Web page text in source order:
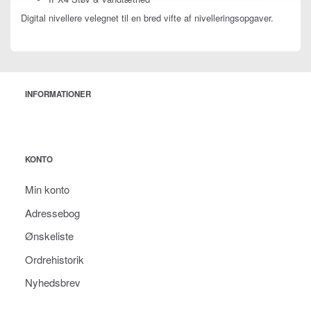
Digital nivellere velegnet til en bred vifte af nivelleringsopgaver.
INFORMATIONER
KONTO
Min konto
Adressebog
Ønskeliste
Ordrehistorik
Nyhedsbrev